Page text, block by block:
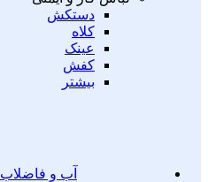
دستکش
کلاه
عینک
کفش
بیشتر
آب و فاضلاب